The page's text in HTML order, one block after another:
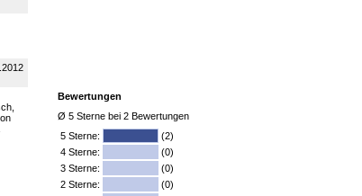
Bewertungen
Ø 5 Sterne bei 2 Bewertungen
5 Sterne:
(2)
4 Sterne:
(0)
3 Sterne:
(0)
2 Sterne:
(0)